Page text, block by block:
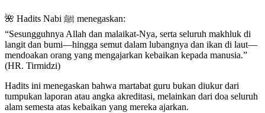
🌺 Hadits Nabi ﷺ menegaskan:
“Sesungguhnya Allah dan malaikat-Nya, serta seluruh makhluk di
langit dan bumi—hingga semut dalam lubangnya dan ikan di laut—
mendoakan orang yang mengajarkan kebaikan kepada manusia.”
(HR. Tirmidzi)
Hadits ini menegaskan bahwa martabat guru bukan diukur dari
tumpukan laporan atau angka akreditasi, melainkan dari doa seluruh
alam semesta atas kebaikan yang mereka ajarkan.